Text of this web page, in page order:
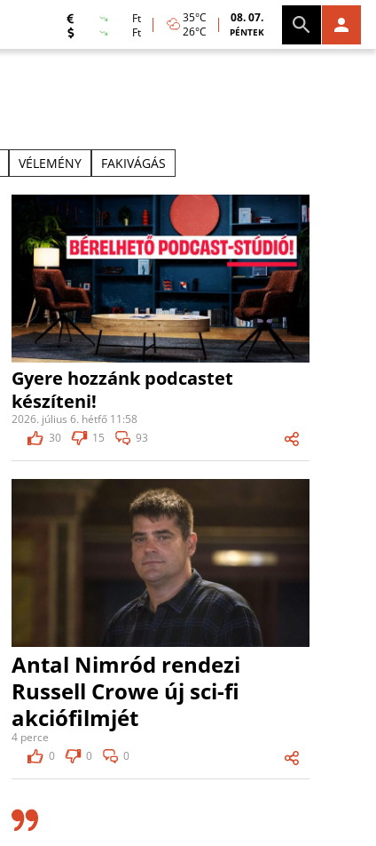
Ft
Ft
35°C
26°C
08. 07.
PÉNTEK
VÉLEMÉNY FAKIVÁGÁS
Gyere hozzánk podcastet
készíteni!
2026. július 6. hétfő 11:58
30
15 93
Antal Nimród rendezi
Russell Crowe új sci-fi
akciófilmjét
4 perce
0
0 0